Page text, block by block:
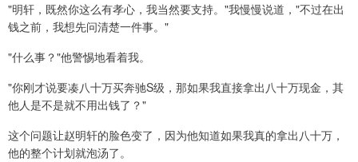
"明轩，既然你这么有孝心，我当然要支持。"我慢慢说道，"不过在出
钱之前，我想先问清楚一件事。"
"什么事？"他警惕地看着我。
"你刚才说要凑八十万买奔驰S级，那如果我直接拿出八十万现金，其
他人是不是就不用出钱了？"
这个问题让赵明轩的脸色变了，因为他知道如果我真的拿出八十万，
他的整个计划就泡汤了。